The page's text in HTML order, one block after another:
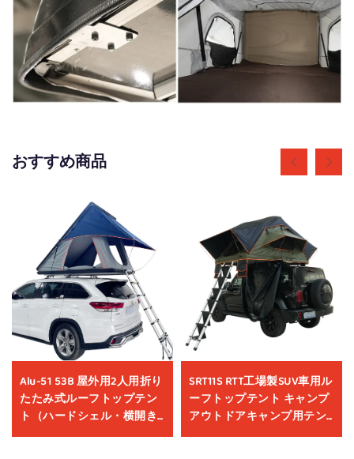
おすすめ商品
Alu-51 53B 屋外用2人用折り
たたみ式ルーフトップテン
ト（ハードシェル・横開き
型）、アルミニウム製キャ
SRT11S RTT工場製SUV車用ル
ーフトップテント キャンプ
アウトドアキャンプ用テン
ト ルーフトップテント 車用